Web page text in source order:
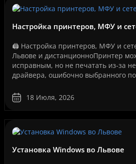
Настройка принтеров, МФУ и
🖨️ Настройка принтеров, МФУ и
Львове и дистанционноПринтер
исправным, но не печатать из-за
драйвера, ошибочно выбранного
соединение..
18 Июля, 2026
Установка Windows во Львове